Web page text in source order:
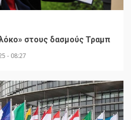
στους δασμούς Τραμπ
- 08:27